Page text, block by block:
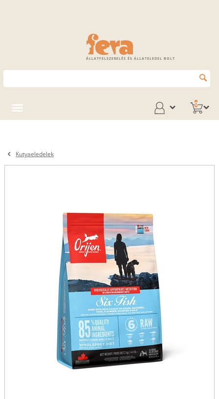
ÁLLATFELSZERELÉS ÉS ÁLLATELEDEL BOLT
0
Kutyaeledelek